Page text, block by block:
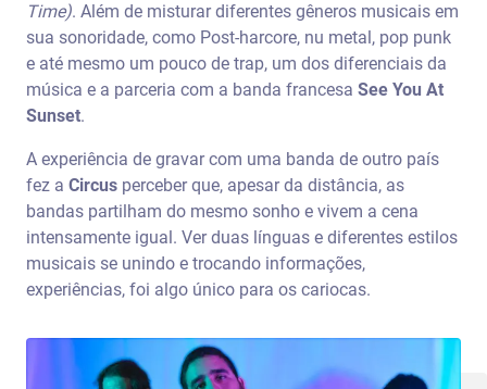
Time). Além de misturar diferentes gêneros musicais em
sua sonoridade, como Post-harcore, nu metal, pop punk
e até mesmo um pouco de trap, um dos diferenciais da
música e a parceria com a banda francesa See You At
Sunset.
A experiência de gravar com uma banda de outro país
fez a Circus perceber que, apesar da distância, as
bandas partilham do mesmo sonho e vivem a cena
intensamente igual. Ver duas línguas e diferentes estilos
musicais se unindo e trocando informações,
experiências, foi algo único para os cariocas.